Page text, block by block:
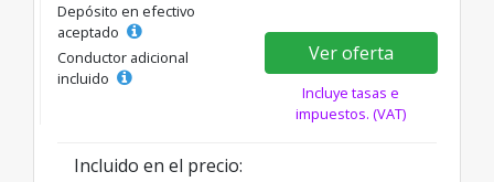
Depósito en efectivo
aceptado
Conductor adicional
incluido
Ver oferta
Incluye tasas e
impuestos. (VAT)
Incluido en el precio: